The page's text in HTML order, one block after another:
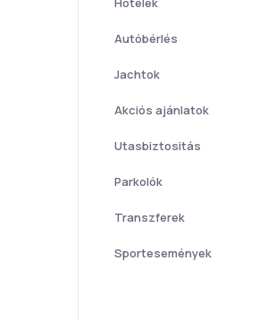
Autóbérlés
Jachtok
Akciós ajánlatok
Utasbiztositás
Parkolók
Transzferek
Sportesemények